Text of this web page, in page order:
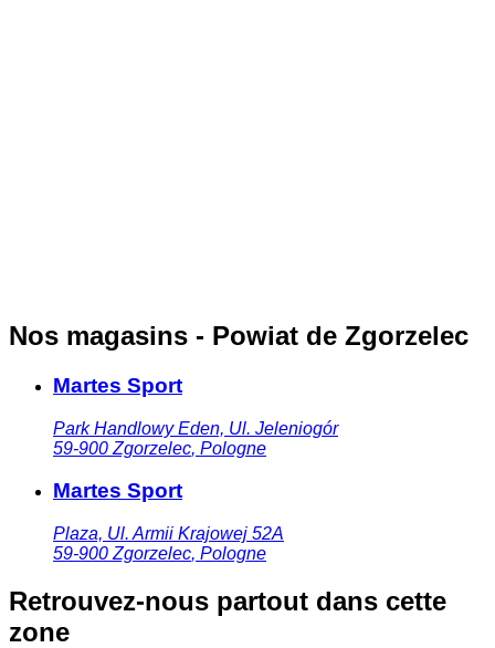
Nos magasins - Powiat de Zgorzelec
Martes Sport
Park Handlowy Eden, Ul. Jeleniogór
59-900 Zgorzelec, Pologne
Martes Sport
Plaza, Ul. Armii Krajowej 52A
59-900 Zgorzelec, Pologne
Retrouvez-nous partout dans cette
zone